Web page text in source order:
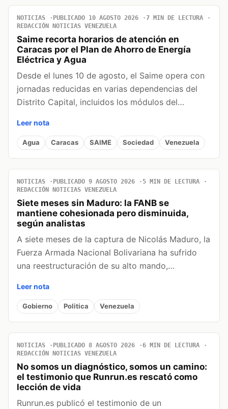
NOTICIAS PUBLICADO 10 AGOSTO 2026
7 MIN DE LECTURA
REDACCIÓN NOTICIAS VENEZUELA
Saime recorta horarios de atención en
Caracas por el Plan de Ahorro de Energía
Eléctrica y Agua
Desde el lunes 10 de agosto, el Saime opera con
jornadas reducidas en varias dependencias del
Distrito Capital, incluidos los módulos del…
Leer nota
Agua Caracas SAIME Sociedad Venezuela
NOTICIAS PUBLICADO 9 AGOSTO 2026
5 MIN DE LECTURA
REDACCIÓN NOTICIAS VENEZUELA
Siete meses sin Maduro: la FANB se
mantiene cohesionada pero disminuida,
según analistas
A siete meses de la captura de Nicolás Maduro, la
Fuerza Armada Nacional Bolivariana ha sufrido
una reestructuración de su alto mando,…
Leer nota
Gobierno Politica Venezuela
NOTICIAS PUBLICADO 8 AGOSTO 2026
6 MIN DE LECTURA
REDACCIÓN NOTICIAS VENEZUELA
No somos un diagnóstico, somos un camino:
el testimonio que Runrun.es rescató como
lección de vida
Runrun.es publicó el testimonio de un